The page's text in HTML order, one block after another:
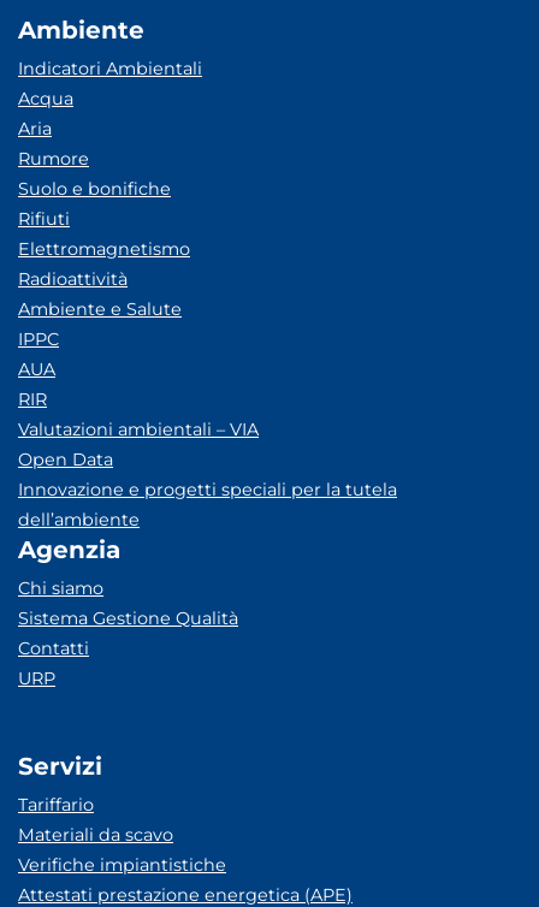
Ambiente
Indicatori Ambientali
Acqua
Aria
Rumore
Suolo e bonifiche
Rifiuti
Elettromagnetismo
Radioattività
Ambiente e Salute
IPPC
AUA
RIR
Valutazioni ambientali – VIA
Open Data
Innovazione e progetti speciali per la tutela
dell’ambiente
Agenzia
Chi siamo
Sistema Gestione Qualità
Contatti
URP
Servizi
Tariffario
Materiali da scavo
Verifiche impiantistiche
Attestati prestazione energetica (APE)